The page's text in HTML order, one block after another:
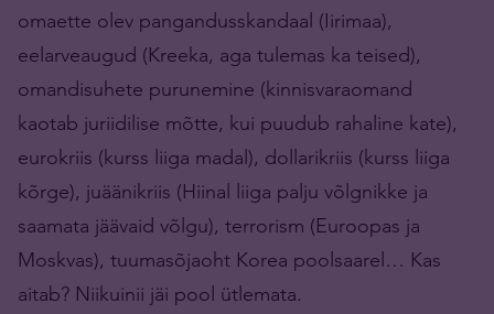
omaette olev pangandusskandaal (Iirimaa),
eelarveaugud (Kreeka, aga tulemas ka teised),
omandisuhete purunemine (kinnisvaraomand
kaotab juriidilise mõtte, kui puudub rahaline kate),
eurokriis (kurss liiga madal), dollarikriis (kurss liiga
kõrge), juäänikriis (Hiinal liiga palju võlgnikke ja
saamata jäävaid võlgu), terrorism (Euroopas ja
Moskvas), tuumasõjaoht Korea poolsaarel… Kas
aitab? Niikuinii jäi pool ütlemata.